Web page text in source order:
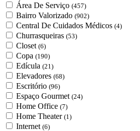
Área De Serviço (457)
Bairro Valorizado (902)
Central De Cuidados Médicos (4)
Churrasqueiras (53)
Closet (6)
Copa (190)
Edícula (21)
Elevadores (68)
Escritório (96)
Espaço Gourmet (24)
Home Office (7)
Home Theater (1)
Internet (6)